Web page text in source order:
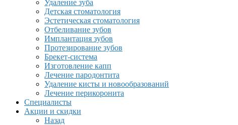
Удаление зуба
Детская стоматология
Эстетическая стоматология
Отбеливание зубов
Имплантация зубов
Протезирование зубов
Брекет-система
Изготовление капп
Лечение пародонтита
Удаление кисты и новообразований
Лечение перикоронита
Специалисты
Акции и скидки
Назад